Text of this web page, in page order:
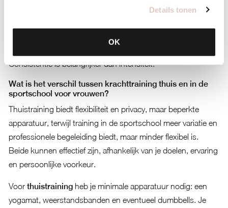
Details tonen
OK
Luister naar je lichaam en pas je training aan tijdens
Consistentie is belangrijker dan intensiteit.
Wat is het verschil tussen krachttraining thuis en in de
sportschool voor vrouwen?
Thuistraining biedt flexibiliteit en privacy, maar beperkte
apparatuur, terwijl training in de sportschool meer variatie en
professionele begeleiding biedt, maar minder flexibel is.
Beide kunnen effectief zijn, afhankelijk van je doelen, ervaring
en persoonlijke voorkeur.
Voor thuistrainingheb je minimale apparatuur nodig: een
yogamat, weerstandsbanden en eventueel dumbbells. Je